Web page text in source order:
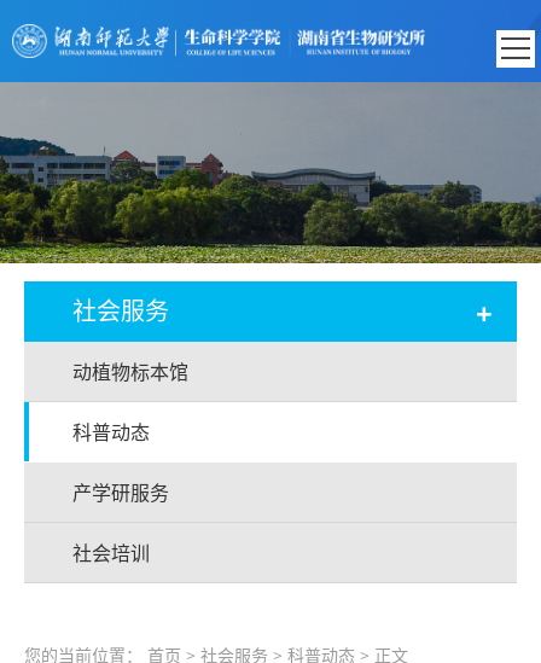
社会服务 +
动植物标本馆
科普动态
产学研服务
社会培训
您的当前位置： 首页 > 社会服务 > 科普动态 > 正文